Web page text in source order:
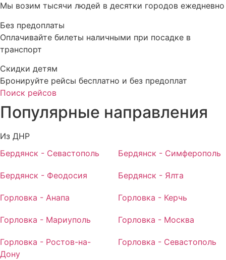
Мы возим тысячи людей в десятки городов ежедневно
Без предоплаты
Оплачивайте билеты наличными при посадке в
транспорт
Скидки детям
Бронируйте рейсы бесплатно и без предоплат
Поиск рейсов
Популярные направления
Из ДНР
Бердянск - Севастополь
Бердянск - Симферополь
Бердянск - Феодосия Бердянск - Ялта
Горловка - Анапа Горловка - Керчь
Горловка - Мариуполь Горловка - Москва
Горловка - Ростов-на-
Дону
Горловка - Севастополь